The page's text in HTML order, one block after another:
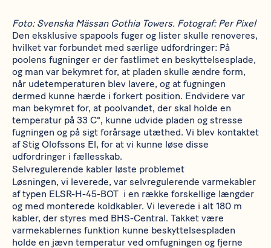
Foto: Svenska Mässan Gothia Towers. Fotograf: Per Pixel
Den eksklusive spapools fuger og lister skulle renoveres,
hvilket var forbundet med særlige udfordringer: På
poolens fugninger er der fastlimet en beskyttelsesplade,
og man var bekymret for, at pladen skulle ændre form,
når udetemperaturen blev lavere, og at fugningen
dermed kunne hærde i forkert position. Endvidere var
man bekymret for, at poolvandet, der skal holde en
temperatur på 33 C°, kunne udvide pladen og stresse
fugningen og på sigt forårsage utæthed. Vi blev kontaktet
afStig Olofssons El, for at vi kunne løse disse
udfordringer i fællesskab.
Selvregulerende kabler løste problemet
Løsningen, vi leverede, var selvregulerende varmekabler
af typen ELSR-H-45-BOT i en række forskellige længder
og med monterede koldkabler. Vi leverede i alt 180 m
kabler, der styres med​​​​​​​ BHS-Central. Takket være
varmekablernes funktion kunne beskyttelsespladen
holde en jævn temperatur ved omfugningen og fjerne